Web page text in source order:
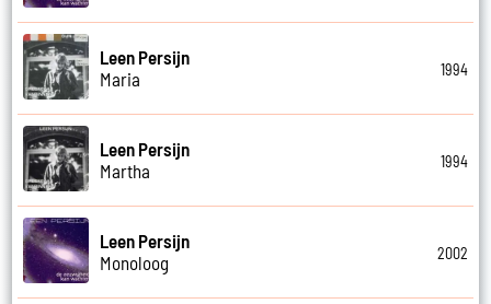
Leen Persijn
Maria
1994
Leen Persijn
Martha
1994
Leen Persijn
Monoloog
2002